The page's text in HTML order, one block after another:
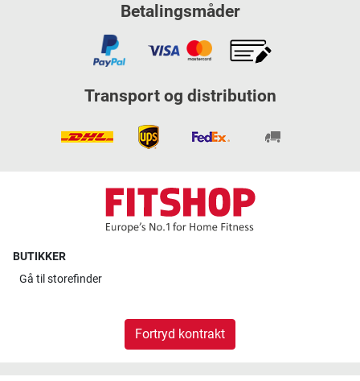
Betalingsmåder
Transport og distribution
BUTIKKER
Gå til storefinder
Fortryd kontrakt